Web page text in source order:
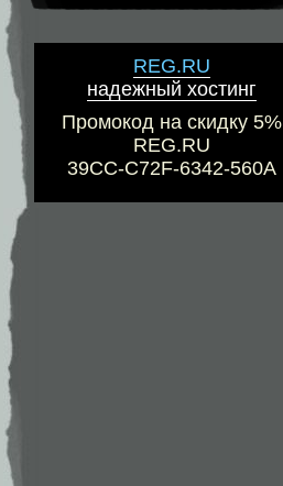
REG.RU
надежный хостинг
Промокод на скидку 5%
REG.RU
39CC-C72F-6342-560A